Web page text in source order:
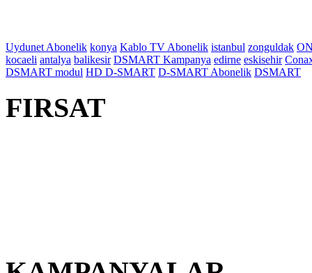
Uydunet Abonelik konya Kablo TV Abonelik istanbul zonguldak
kocaeli antalya balikesir DSMART Kampanya edirne eskisehir
DSMART modul HD D-SMART D-SMART Abonelik DSMART
FIRSAT